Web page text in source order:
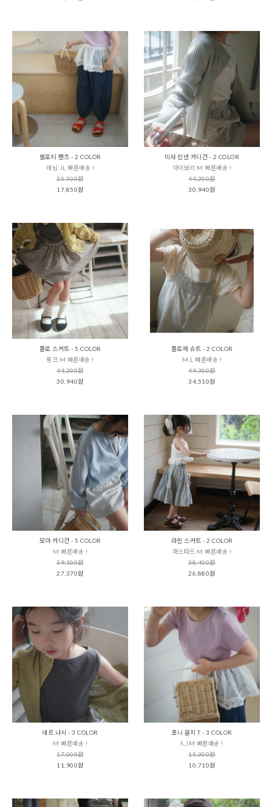
벨로티 팬츠 - 2 COLOR
데님 JL 빠른배송 !
25,500원
17,850원
미샤 린넨 카디건 - 2 COLOR
아이보리 M 빠른배송 !
44,200원
30,940원
플로 스커트 - 5 COLOR
핑크 M 빠른배송 !
44,200원
30,940원
플로에 슈트 - 2 COLOR
M,L 빠른배송 !
49,300원
34,510원
모아 카디건 - 5 COLOR
M 빠른배송 !
39,100원
27,370원
라핀 스커트 - 2 COLOR
머스타드 M 빠른배송 !
38,400원
26,880원
네르 나시 - 3 COLOR
M 빠른배송 !
17,000원
11,900원
포니 골지 T - 3 COLOR
S,JM 빠른배송 !
15,300원
10,710원